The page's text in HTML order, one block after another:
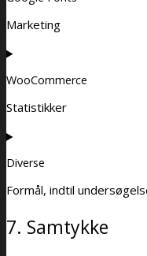
Marketing
WooCommerce
Statistikker
Diverse
Formål, indtil
7. Samtykke